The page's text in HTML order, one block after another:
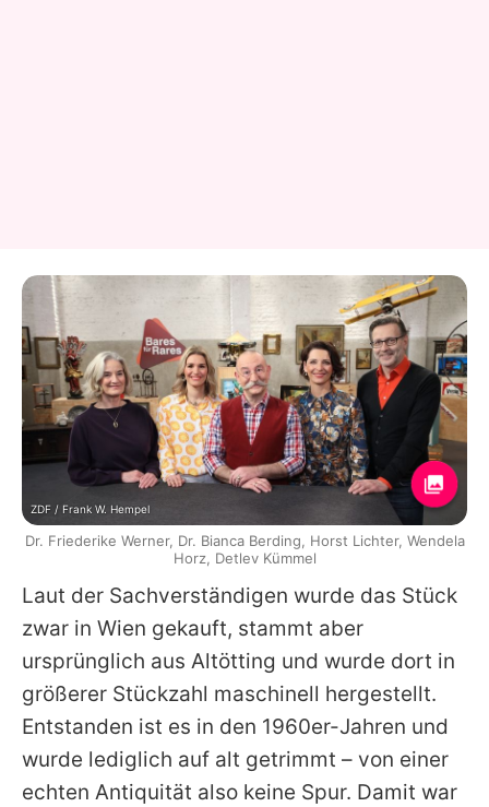
Laut der Sachverständigen wurde das Stück
zwar in Wien gekauft, stammt aber
ursprünglich aus Altötting und wurde dort in
größerer Stückzahl maschinell hergestellt.
Entstanden ist es in den 1960er-Jahren und
wurde lediglich auf alt getrimmt – von einer
echten Antiquität also keine Spur. Damit war
ZDF / Frank W. Hempel
Dr. Friederike Werner, Dr. Bianca Berding, Horst Lichter, Wendela
Horz, Detlev Kümmel